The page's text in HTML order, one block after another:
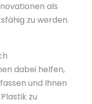
als
zu werden.
dabei helfen,
und Ihnen
zu